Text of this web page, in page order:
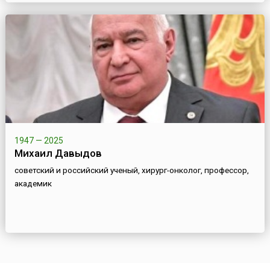
1947 — 2025
Михаил Давыдов
советский и российский ученый, хирург-онколог, профессор,
академик